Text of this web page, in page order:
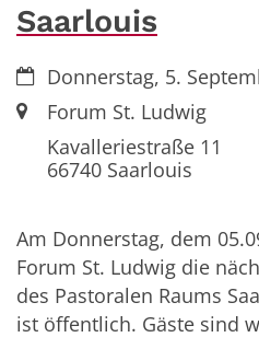
Saarlouis
Datum:Donnerstag, 5.
Ort:Forum St. Ludwig
Kavalleriestraße 11
66740Saarlouis
Am Donnerstag, dem
Forum St. Ludwig die
des Pastoralen Raums
ist öffentlich. Gäste sind